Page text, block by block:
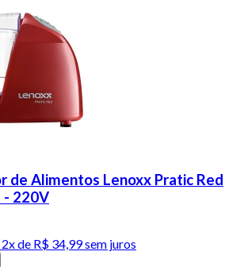
de Alimentos Lenoxx Pratic Red
- 220V
2x de R$ 34,99 sem juros